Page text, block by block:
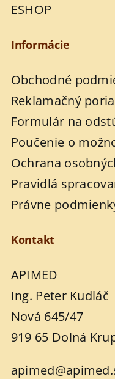
ESHOP
Informácie
Obchodné
Reklamačný
Formulár na
Poučenie o
Ochrana
Pravidlá
Právne
Kontakt
APIMED
Ing. Peter Kudláč
Nová 645/47
919 65 Dolná